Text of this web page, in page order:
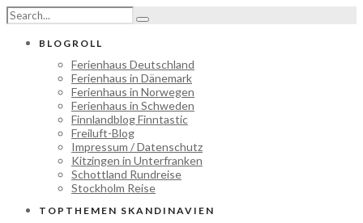
BLOGROLL
Ferienhaus Deutschland
Ferienhaus in Dänemark
Ferienhaus in Norwegen
Ferienhaus in Schweden
Finnlandblog Finntastic
Freiluft-Blog
Impressum / Datenschutz
Kitzingen in Unterfranken
Schottland Rundreise
Stockholm Reise
TOPTHEMEN SKANDINAVIEN